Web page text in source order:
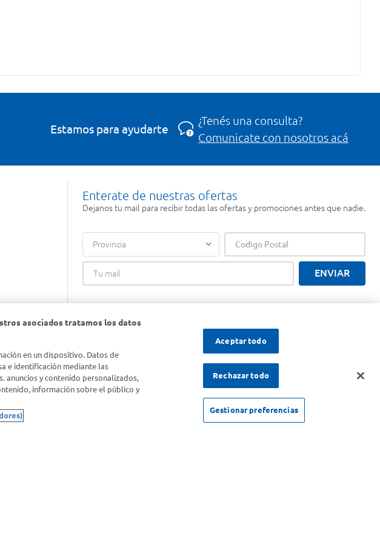
Estamos para ayudarte
¿Tenés una consulta?
Comunicate con nosotros acá
Enterate de nuestras ofertas
Dejanos tu mail para recibir todas las ofertas y promociones antes que nadie.
Provincia
ENVIAR
asociados tratamos los datos
en un dispositivo. Datos de
e identificación mediante las
anuncios y contenido personalizados,
información sobre el público y
Aceptar todo
Rechazar todo
Gestionar preferencias